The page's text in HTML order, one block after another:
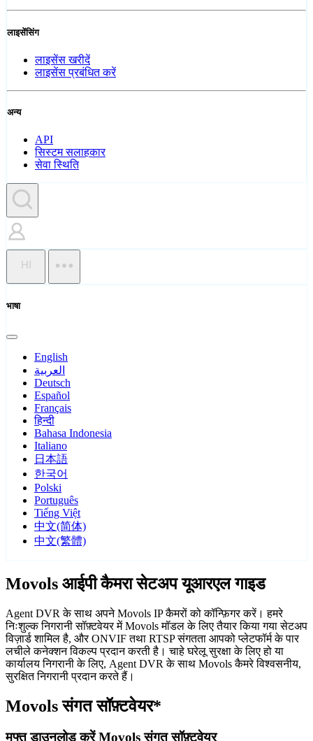
लाइसेंसिंग
लाइसेंस खरीदें
लाइसेंस प्रबंधित करें
अन्य
API
सिस्टम सलाहकार
सेवा स्थिति
HI
भाषा
English
العربية
Deutsch
Español
Français
हिन्दी
Bahasa Indonesia
Italiano
日本語
한국어
Polski
Português
Tiếng Việt
中文(简体)
中文(繁體)
Movols आईपी कैमरा सेटअप यूआरएल गाइड
Agent DVR के साथ अपने Movols IP कैमरों को कॉन्फ़िगर करें। हमरे
निःशुल्क निगरानी सॉफ़्टवेयर में Movols मॉडल के लिए तैयार किया गया सेटअप
विज़ार्ड शामिल है, और ONVIF तथा RTSP संगतता आपको प्लेटफॉर्म के पार
लचीले कनेक्शन विकल्प प्रदान करती है। चाहे घरेलू सुरक्षा के लिए हो या
कार्यालय निगरानी के लिए, Agent DVR के साथ Movols कैमरे विश्वसनीय,
सुरक्षित निगरानी प्रदान करते हैं।
Movols संगत सॉफ़्टवेयर*
मुफ्त डाउनलोड करें Movols संगत सॉफ़्टवेयर